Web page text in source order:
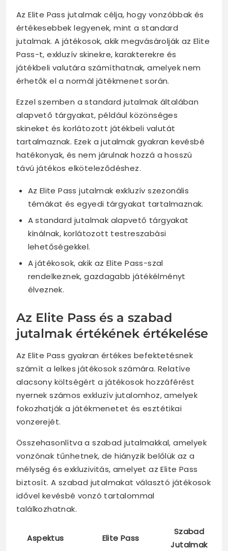
Az Elite Pass jutalmak célja, hogy vonzóbbak és
értékesebbek legyenek, mint a standard
jutalmak. A játékosok, akik megvásárolják az Elite
Pass-t, exkluzív skinekre, karakterekre és
játékbeli valutára számíthatnak, amelyek nem
érhetők el a normál játékmenet során.
Ezzel szemben a standard jutalmak általában
alapvető tárgyakat, például közönséges
skineket és korlátozott játékbeli valutát
tartalmaznak. Ezek a jutalmak gyakran kevésbé
hatékonyak, és nem járulnak hozzá a hosszú
távú játékos elköteleződéshez.
Az Elite Pass jutalmak exkluzív szezonális
témákat és egyedi tárgyakat tartalmaznak.
A standard jutalmak alapvető tárgyakat
kínálnak, korlátozott testreszabási
lehetőségekkel.
A játékosok, akik az Elite Pass-szal
rendelkeznek, gazdagabb játékélményt
élveznek.
Az Elite Pass és a szabad
jutalmak értékének értékelése
Az Elite Pass gyakran értékes befektetésnek
számít a lelkes játékosok számára. Relatíve
alacsony költségért a játékosok hozzáférést
nyernek számos exkluzív jutalomhoz, amelyek
fokozhatják a játékmenetet és esztétikai
vonzerejét.
Összehasonlítva a szabad jutalmakkal, amelyek
vonzónak tűnhetnek, de hiányzik belőlük az a
mélység és exkluzivitás, amelyet az Elite Pass
biztosít. A szabad jutalmakat választó játékosok
idővel kevésbé vonzó tartalommal
találkozhatnak.
Aspektus Elite Pass
Szabad
Jutalmak